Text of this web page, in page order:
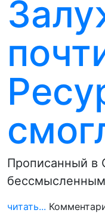
Прописанный в
бессмысленным
читать...